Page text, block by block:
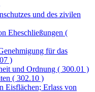
und des zivilen
Eheschließungen (
für das
)
und Ordnung ( 300.01 )
( 302.10 )
Eisflächen; Erlass von